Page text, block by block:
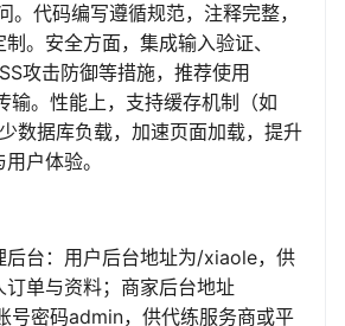
。代码编写遵循规范，注释完整，
。安全方面，集成输入验证、
攻击防御等措施，推荐使用
输。性能上，支持缓存机制（如
数据库负载，加速页面加载，提升
户体验。
后台：用户后台地址为/xiaole，供
单与资料；商家后台地址
号密码admin，供代练服务商或平